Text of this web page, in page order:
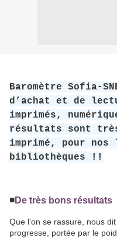
Baromètre Sofia-
d’achat et de
imprimés,
résultats sont
imprimé, pour
bibliothèques !!
◾️De très bons résultats
Que l'on se rassure, nous
progresse, portée par le